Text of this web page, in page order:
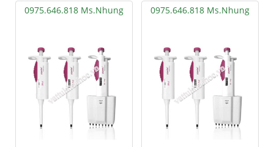
0975.646.818 Ms.Nhung 0975.646.818 Ms.Nhung